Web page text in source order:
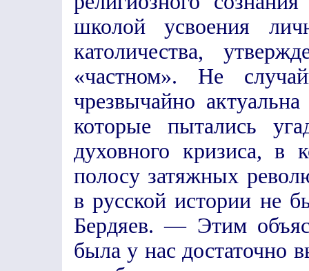
школой усвоения
католичества,
«частном». Не
чрезвычайно
которые пытались
духовного кризиса, в
полосу затяжных
в русской истории не
Бердяев. — Этим
была у нас достаточно